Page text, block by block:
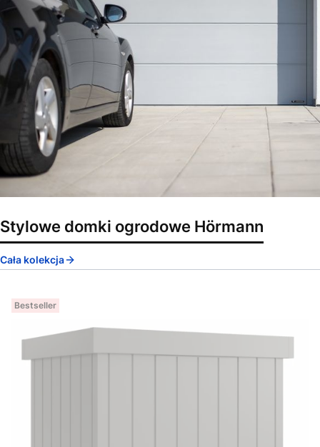
Stylowe domki ogrodowe Hörmann
Cała kolekcja
Bestseller